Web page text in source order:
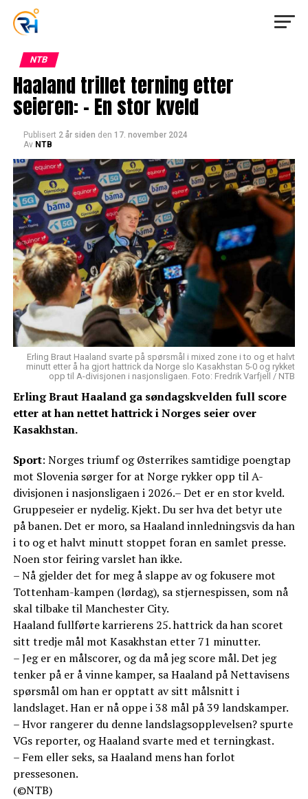
NTB
Haaland trillet terning etter
seieren: – En stor kveld
Publisert 2 år siden den 17. november 2024
Av NTB
Erling Braut Haaland svarte på spørsmål i mixed zone i to og et halvt
minutt etter å ha gjort hattrick da Norge slo Kasakhstan 5-0 og rykket
opp til A-divisjonen i nasjonsligaen. Foto: Fredrik Varfjell / NTB
Erling Braut Haaland ga søndagskvelden full score
etter at han nettet hattrick i Norges seier over
Kasakhstan.
Sport: Norges triumf og Østerrikes samtidige poengtap
mot Slovenia sørger for at Norge rykker opp til A-
divisjonen i nasjonsligaen i 2026.– Det er en stor kveld.
Gruppeseier er nydelig. Kjekt. Du ser hva det betyr ute
på banen. Det er moro, sa Haaland innledningsvis da han
i to og et halvt minutt stoppet foran en samlet presse.
Noen stor feiring varslet han ikke.
– Nå gjelder det for meg å slappe av og fokusere mot
Tottenham-kampen (lørdag), sa stjernespissen, som nå
skal tilbake til Manchester City.
Haaland fullførte karrierens 25. hattrick da han scoret
sitt tredje mål mot Kasakhstan etter 71 minutter.
– Jeg er en målscorer, og da må jeg score mål. Det jeg
tenker på er å vinne kamper, sa Haaland på Nettavisens
spørsmål om han er opptatt av sitt målsnitt i
landslaget. Han er nå oppe i 38 mål på 39 landskamper.
– Hvor rangerer du denne landslagsopplevelsen? spurte
VGs reporter, og Haaland svarte med et terningkast.
– Fem eller seks, sa Haaland mens han forlot
pressesonen.
(©NTB)